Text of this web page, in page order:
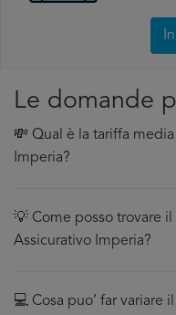
Le domande
💸 Qual è la tariffa
Imperia?
💡 Come posso trovare
Assicurativo Imperia?
💻 Cosa puo’ far variare